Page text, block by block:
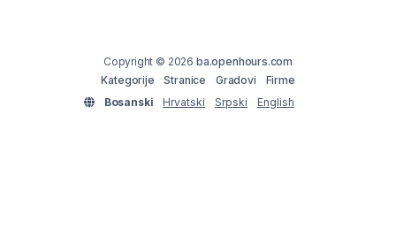
Copyright © 2026 ba.openhours.com
Kategorije
Stranice Gradovi
Firme
Bosanski
Hrvatski Srpski English